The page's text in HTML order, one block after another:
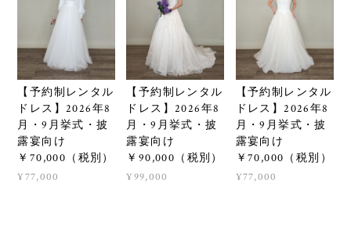
【予約制レンタル
ドレス】2026年8
月・9月挙式・披
露宴向け
￥70,000（税別）
¥77,000
【予約制レンタル
ドレス】2026年8
月・9月挙式・披
露宴向け
￥90,000（税別）
¥99,000
【予約制レンタル
ドレス】2026年8
月・9月挙式・披
露宴向け
￥70,000（税別）
¥77,000